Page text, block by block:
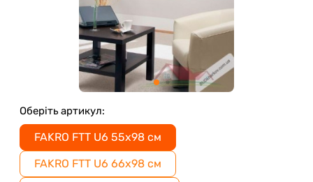
Оберіть артикул:
FAKRO FTT U6 55x98 см
FAKRO FTT U6 66x98 см